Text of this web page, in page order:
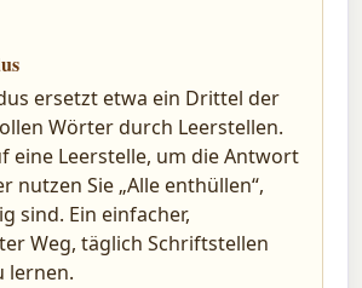
ersetzt etwa ein Drittel der
Wörter durch Leerstellen.
eine Leerstelle, um die Antwort
nutzen Sie „Alle enthüllen“,
sind. Ein einfacher,
Weg, täglich Schriftstellen
lernen.